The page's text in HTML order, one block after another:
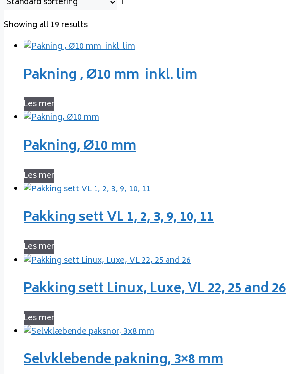
Showing all 19 results
Pakning , Ø10 mm  inkl. lim
Les mer
Pakning, Ø10 mm
Les mer
Pakking sett VL 1, 2, 3, 9, 10, 11
Les mer
Pakking sett Linux, Luxe, VL 22, 25 and 26
Les mer
Selvklebende pakning, 3×8 mm